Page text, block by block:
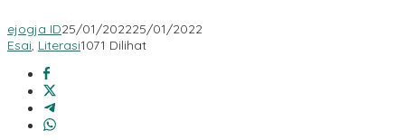
ejogja ID25/01/202225/01/2022
Esai, Literasi1071 Dilihat